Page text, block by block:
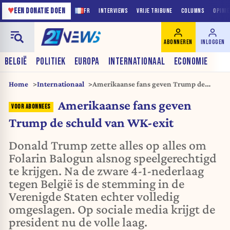
FR INTERVIEWS VRIJE TRIBUNE COLUMNS
♥EEN DONATIE DOEN
BELGIË POLITIEK EUROPA INTERNATIONAAL ECONOMIE
ABONNEREN INLOGGEN
Home Internationaal
Amerikaanse fans geven Trump de
Amerikaanse fans geven
Trump de schuld van WK-exit
Donald Trump zette alles op alles om
Folarin Balogun alsnog speelgerechtigd
te krijgen. Na de zware 4-1-nederlaag
tegen België is de stemming in de
Verenigde Staten echter volledig
omgeslagen. Op sociale media krijgt de
president nu de volle laag.